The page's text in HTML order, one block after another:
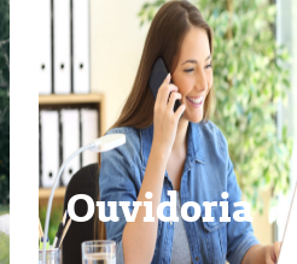
Ouvidoria